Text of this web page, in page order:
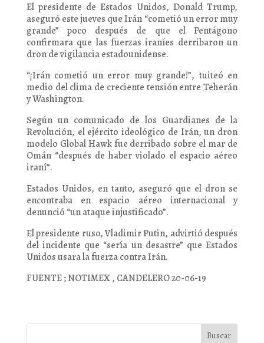
El presidente de Estados Unidos, Donald Trump,
aseguró este jueves que Irán “cometió un error muy
grande” poco después de que el Pentágono
confirmara que las fuerzas iraníes derribaron un
dron de vigilancia estadounidense.
“¡Irán cometió un error muy grande!”, tuiteó en
medio del clima de creciente tensión entre Teherán
y Washington.
Según un comunicado de los Guardianes de la
Revolución, el ejército ideológico de Irán, un dron
modelo Global Hawk fue derribado sobre el mar de
Omán “después de haber violado el espacio aéreo
iraní”.
Estados Unidos, en tanto, aseguró que el dron se
encontraba en espacio aéreo internacional y
denunció “un ataque injustificado”.
El presidente ruso, Vladimir Putin, advirtió después
del incidente que “sería un desastre” que Estados
Unidos usara la fuerza contra Irán.
FUENTE ; NOTIMEX , CANDELERO 20-06-19